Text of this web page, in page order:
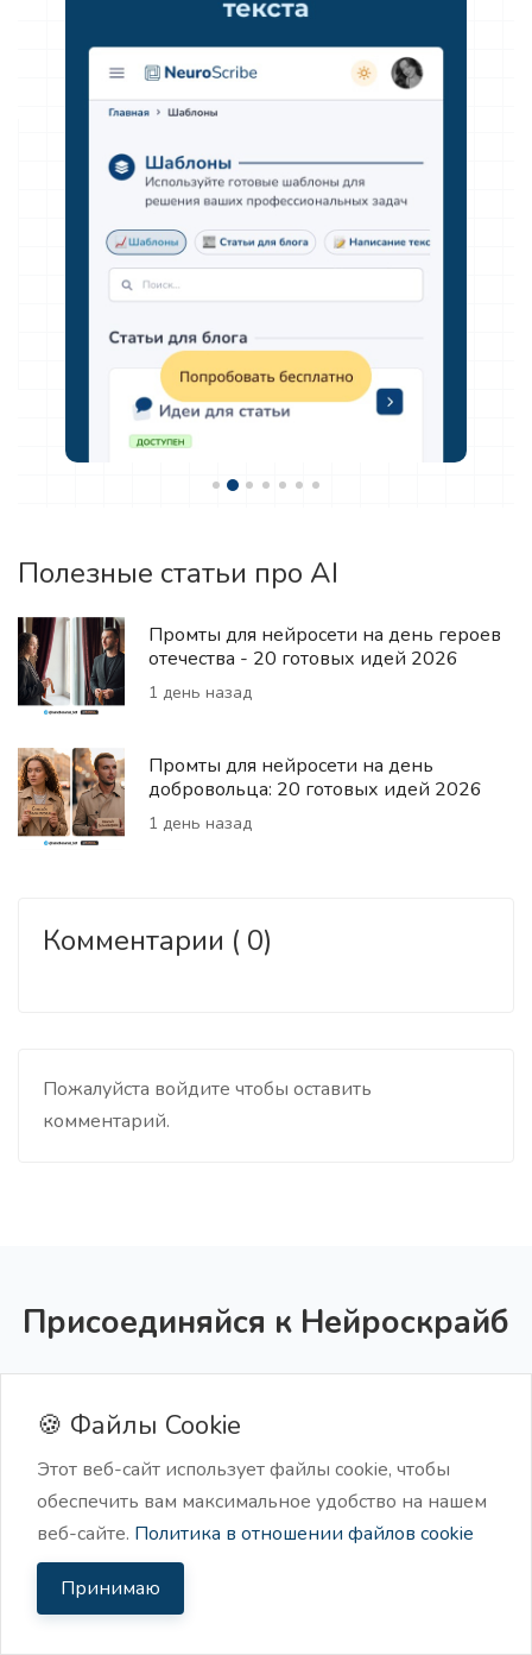
Полезные статьи про AI
Промты для нейросети на день героев
отечества - 20 готовых идей 2026
1 день назад
Промты для нейросети на день
добровольца: 20 готовых идей 2026
1 день назад
Комментарии ( 0)
Пожалуйста войдите чтобы оставить
комментарий.
Присоединяйся к Нейроскрайб
Начни создавать уникальный контент с
помощью нейросетей уже сегодня и стань
личную жизнь и близких 💙
🍪 Файлы Cookie
Этот веб-сайт использует файлы cookie, чтобы
обеспечить вам максимальное удобство на нашем
веб-сайте. Политика в отношении файлов cookie
Принимаю